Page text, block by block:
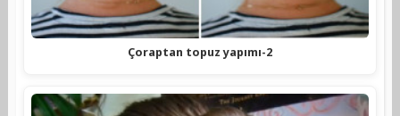
Çoraptan topuz yapımı-2